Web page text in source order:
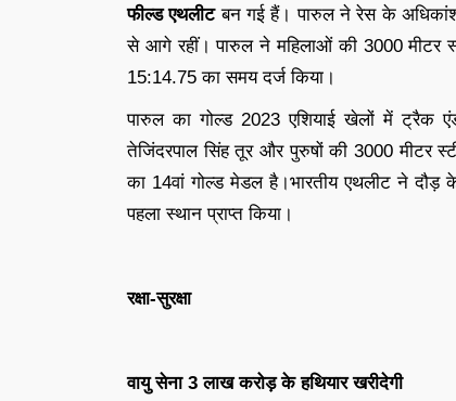
फील्ड एथलीटबन गई हैं। पारुल ने रेस के अधिकांश
से आगे रहीं। पारुल ने महिलाओं की 3000 मीटर
15:14.75 का समय दर्ज किया।
पारुल का गोल्ड 2023 एशियाई खेलों में ट्रैक
तेजिंदरपाल सिंह तूर और पुरुषों की 3000 मीटर
का 14वां गोल्ड मेडल है।भारतीय एथलीट ने दौड़
पहला स्थान प्राप्त किया।
रक्षा-सुरक्षा
वायु सेना 3 लाख करोड़ के हथियार खरीदेगी